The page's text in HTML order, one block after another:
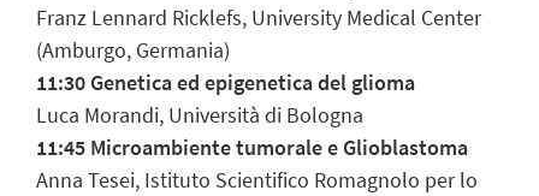
Franz Lennard Ricklefs, University Medical Center
(Amburgo, Germania)
11:30 Genetica ed epigenetica del glioma
Luca Morandi, Università di Bologna
11:45 Microambiente tumorale e Glioblastoma
Anna Tesei, Istituto Scientifico Romagnolo per lo